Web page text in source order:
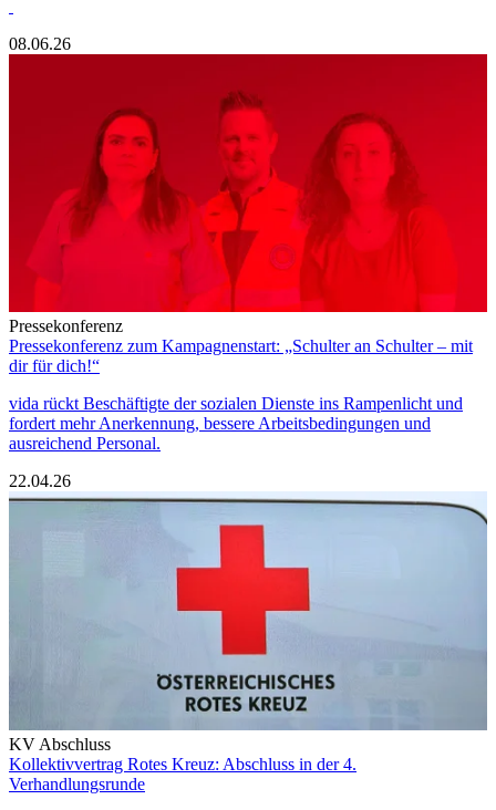
08.06.26
Pressekonferenz
Pressekonferenz zum Kampagnenstart: „Schulter an Schulter – mit
dir für dich!“
vida rückt Beschäftigte der sozialen Dienste ins Rampenlicht und
fordert mehr Anerkennung, bessere Arbeitsbedingungen und
ausreichend Personal.
22.04.26
KV Abschluss
Kollektivvertrag Rotes Kreuz: Abschluss in der 4.
Verhandlungsrunde